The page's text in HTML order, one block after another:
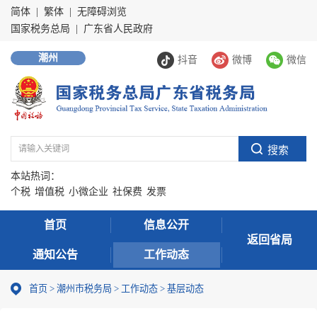
简体 繁体
无障碍浏览
国家税务总局
广东省人民政府
抖音 微博 微信
潮州
本站热词：
个税 增值税 小微企业 社保费 发票
首页 信息公开
通知公告 工作动态
返回省局
首页 > 潮州市税务局 > 工作动态 > 基层动态